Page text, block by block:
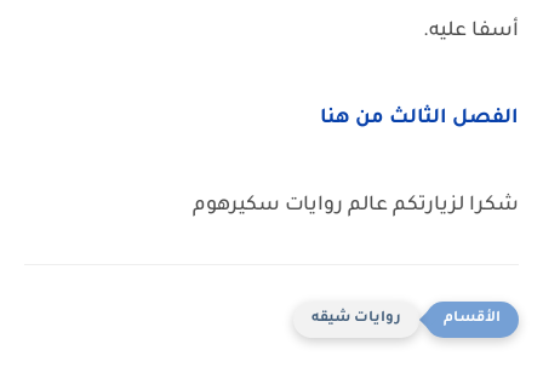
أسفا عليه.
الفصل الثالث من هنا
شكرا لزيارتكم عالم روايات سكيرهوم
روايات شيقه